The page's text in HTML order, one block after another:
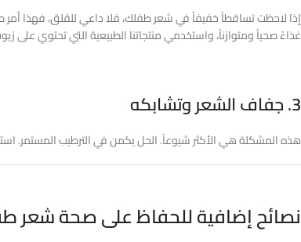
إذا لاحظت تساقطاً خفيفاً في شعر طفلك، فلا داعي للقلق، فهذا
غذاءً صحياً ومتوازناً، واستخدمي منتجاتنا الطبيعية التي تحتوي على
3. جفاف الشعر وتشابكه
هذه المشكلة هي الأكثر شيوعاً. الحل يكمن في الترطيب المستمر.
نصائح إضافية للحفاظ على صحة شعر